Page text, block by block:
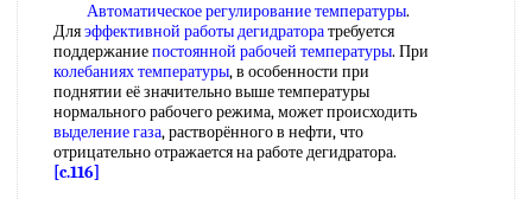
Автоматическое регулирование температуры.
Дляэффективной работыдегидраторатребуется
поддержаниепостоянной рабочей температуры. При
колебаниях температуры, в особенности при
поднятии её значительно выше температуры
нормального рабочего режима, может происходить
выделение газа, растворённого в нефти, что
отрицательно отражается на работе дегидратора.
[c.116]